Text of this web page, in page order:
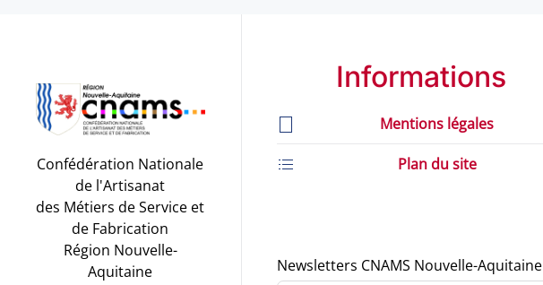
Confédération Nationale
de l'Artisanat
des Métiers de Service et
de Fabrication
Région Nouvelle-
Aquitaine
Informations
Mentions légales
Plan du site
Newsletters CNAMS Nouvelle-Aquitaine